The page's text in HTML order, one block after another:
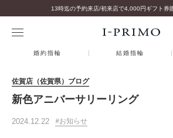
婚約指輪 結婚指輪
佐賀店（佐賀県）ブログ
新色アニバーサリーリング
2024.12.22 お知らせ